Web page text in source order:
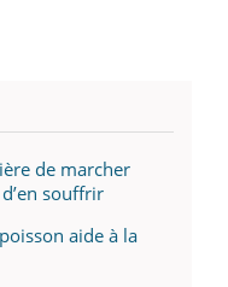
de marcher
souffrir
aide à la